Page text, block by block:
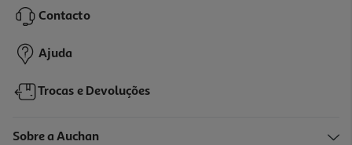
Contacto
Ajuda
Trocas e Devoluções
Sobre a Auchan